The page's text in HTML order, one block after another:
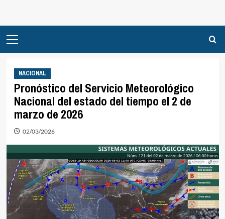
Menu
NACIONAL
Pronóstico del Servicio Meteorológico
Nacional del estado del tiempo el 2 de
marzo de 2026
02/03/2026